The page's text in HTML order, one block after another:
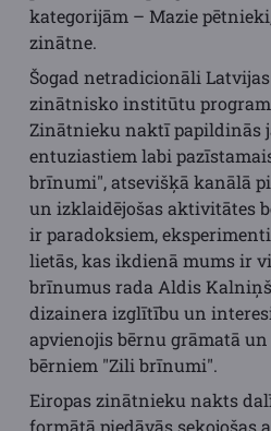
kategorijām – Mazie
zinātne.
Šogad netradicionāli
zinātnisko institūtu
Zinātnieku naktī papildinās
entuziastiem labi
brīnumi", atsevišķā kanālā
un izklaidējošas aktivitātes
ir paradoksiem,
lietās, kas ikdienā mums ir
brīnumus rada Aldis
dizainera izglītību un
apvienojis bērnu grāmatā
bērniem "Zili brīnumi".
Eiropas zinātnieku nakts
formātā piedāvās sekojošas